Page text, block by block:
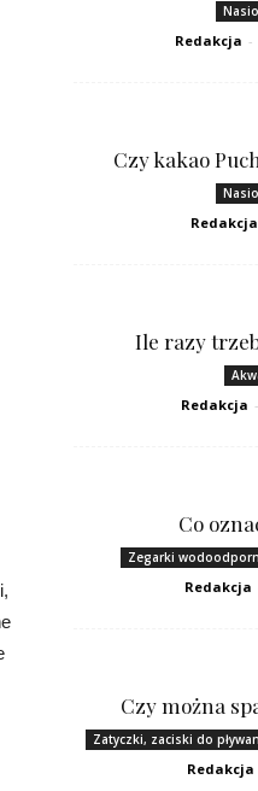
Redakcja -
Czy kakao
Redakcja
Ile razy
Redakcja -
Co
Zegarki
Redakcja
Czy można
Zatyczki, zaciski do
Redakcja